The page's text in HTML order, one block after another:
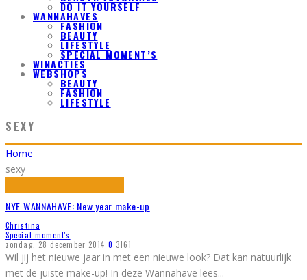
DO IT YOURSELF
WANNAHAVES
FASHION
BEAUTY
LIFESTYLE
SPECIAL MOMENT’S
WINACTIES
WEBSHOPS
BEAUTY
FASHION
LIFESTYLE
SEXY
Home
sexy
NYE WANNAHAVE: New year make-up
Christina
Special moment's
zondag, 28 december 2014 0 3161
Wil jij het nieuwe jaar in met een nieuwe look? Dat kan natuurlijk
met de juiste make-up! In deze Wannahave lees...